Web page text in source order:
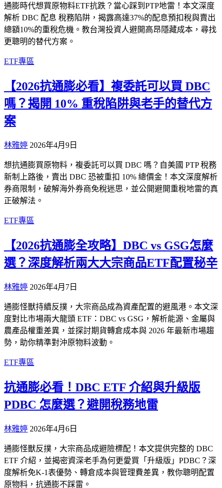
通膨時代想買原物料ETF抗跌？當心踩到PTP地雷！本文深度
解析 DBC 配息 稅務陷阱，揭露高達37%的配息預扣稅與賣出
總額10%的重稅危機。教台灣投資人避開高昂隱藏成本，尋找
更聰明的替代方案。
ETF專區
【2026抗通膨必看】複委託可以買 DBC
嗎？揭開 10% 重稅陷阱與老手的替代方
案
林雅婷 2026年4月9日
想抗通膨買原物料，複委託可以買 DBC 嗎？自美國 PTP 稅務
新制上路後，賣出 DBC 恐被重扣 10% 總價金！本文深度解析
券商限制，破解海外券商免稅迷思，並公開避開重稅地雷的真
正破解法。
ETF專區
【2026抗通膨全攻略】DBC vs GSG怎麼
選？深度解析兩大大宗商品ETF配置秘辛
林雅婷 2026年4月7日
通膨怪獸持續反撲，大宗商品成為資產配置的避風港。本文深
度對比市場兩大龍頭 ETF：DBC vs GSG，解析能源、金屬與
農產品權重差異，並探討期貨轉倉成本與 2026 年最新市場趨
勢，助你精準對沖原物料波動。
ETF專區
抗通膨必看！DBC ETF 介紹與升級版
PDBC 怎麼選？避開稅務地雷
林雅婷 2026年4月6日
通膨怪獸反撲，大宗商品成避險標配！本文提供完整的 DBC
ETF 介紹，並揭密資深老手為何更愛買「升級版」PDBC？深
度解析免K-1表優勢、轉倉成本與管理費差異，教你聰明配置
原物料，抗通膨不踩雷。